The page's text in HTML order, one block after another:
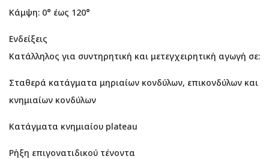
Κάμψη: 0° έως 120°
Ενδείξεις
Κατάλληλος για συντηρητική και μετεγχειρητική αγωγή σε:
Σταθερά κατάγματα μηριαίων κονδύλων, επικονδύλων και
κνημιαίων κονδύλων
Κατάγματα κνημιαίου plateau
Ρήξη επιγονατιδικού τένοντα